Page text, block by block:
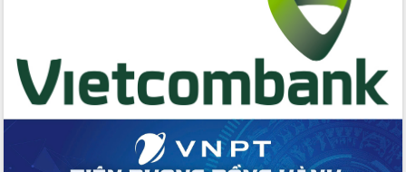
Phê
Xây dựng nền hành chính số đồng
hành cùng nông dân dân, doanh nghiệp
Giai đoạn 2026-2030, Đắk Lắk phấn
đấu có 77% xã đạt chuẩn nông thôn